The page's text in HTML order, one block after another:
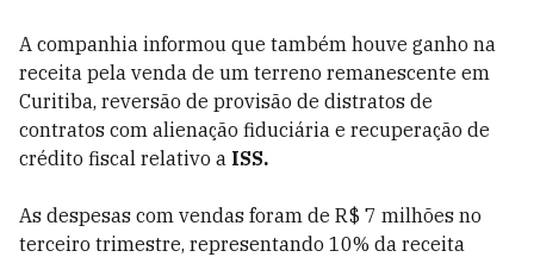
A companhia informou que também houve ganho na
receita pela venda de um terreno remanescente em
Curitiba, reversão de provisão de distratos de
contratos com alienação fiduciária e recuperação de
crédito fiscal relativo a ISS.
As despesas com vendas foram de R$ 7 milhões no
terceiro trimestre, representando 10% da receita